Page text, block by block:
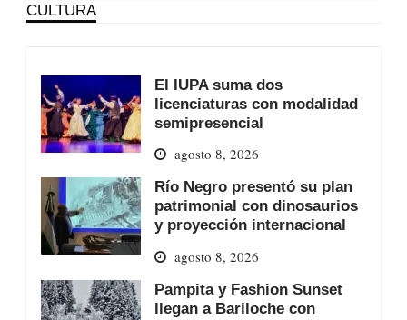
CULTURA
El IUPA suma dos
licenciaturas con modalidad
semipresencial
agosto 8, 2026
Río Negro presentó su plan
patrimonial con dinosaurios
y proyección internacional
agosto 8, 2026
Pampita y Fashion Sunset
llegan a Bariloche con